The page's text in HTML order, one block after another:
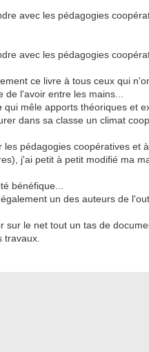
ce livre à tous ceux qui
de l'avoir entre les mains...
qui mêle apports théoriques et
dans sa classe un climat
les pédagogies coopératives et
j'ai petit à petit modifié ma
bénéfique...
un des auteurs de
sur le net tout un tas de
travaux.